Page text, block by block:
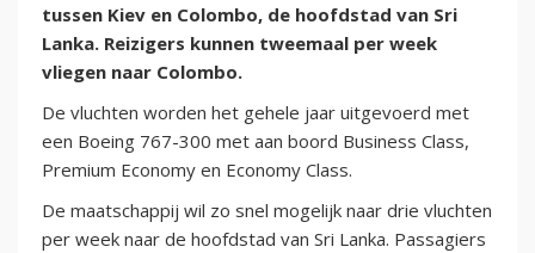
tussen Kiev en Colombo, de hoofdstad van Sri
Lanka. Reizigers kunnen tweemaal per week
vliegen naar Colombo.
De vluchten worden het gehele jaar uitgevoerd met
een Boeing 767-300 met aan boord Business Class,
Premium Economy en Economy Class.
De maatschappij wil zo snel mogelijk naar drie vluchten
per week naar de hoofdstad van Sri Lanka. Passagiers